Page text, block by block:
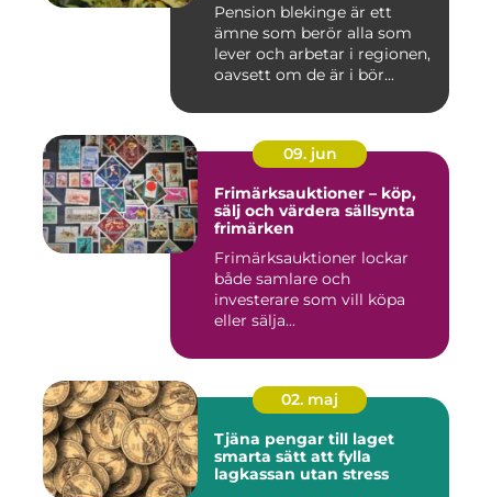
Pension blekinge är ett
ämne som berör alla som
lever och arbetar i regionen,
oavsett om de är i bör...
09. jun
Frimärksauktioner – köp,
sälj och värdera sällsynta
frimärken
Frimärksauktioner lockar
både samlare och
investerare som vill köpa
eller sälja...
02. maj
Tjäna pengar till laget
smarta sätt att fylla
lagkassan utan stress